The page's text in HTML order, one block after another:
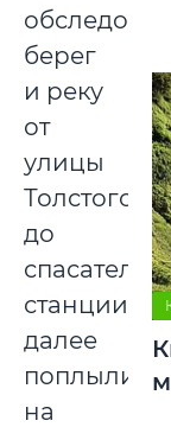
берег
и реку
от
улицы
Толстого
до
станции,
далее
поплыли
на